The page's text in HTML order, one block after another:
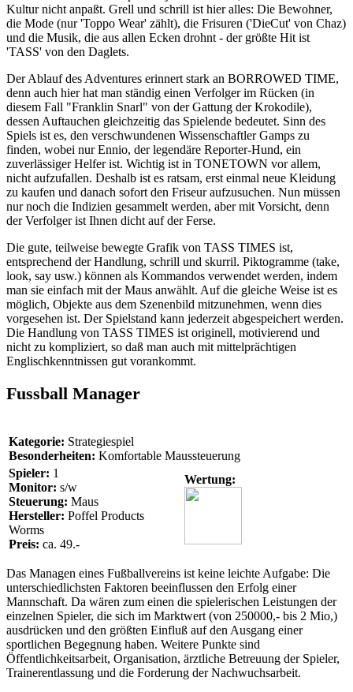
Kultur nicht anpaßt. Grell und schrill ist hier alles: Die Bewohner,
die Mode (nur 'Toppo Wear' zählt), die Frisuren ('DieCut' von Chaz)
und die Musik, die aus allen Ecken drohnt - der größte Hit ist
'TASS' von den Daglets.
Der Ablauf des Adventures erinnert stark an BORROWED TIME,
denn auch hier hat man ständig einen Verfolger im Rücken (in
diesem Fall "Franklin Snarl" von der Gattung der Krokodile),
dessen Auftauchen gleichzeitig das Spielende bedeutet. Sinn des
Spiels ist es, den verschwundenen Wissenschaftler Gamps zu
finden, wobei nur Ennio, der legendäre Reporter-Hund, ein
zuverlässiger Helfer ist. Wichtig ist in TONETOWN vor allem,
nicht aufzufallen. Deshalb ist es ratsam, erst einmal neue Kleidung
zu kaufen und danach sofort den Friseur aufzusuchen. Nun müssen
nur noch die Indizien gesammelt werden, aber mit Vorsicht, denn
der Verfolger ist Ihnen dicht auf der Ferse.
Die gute, teilweise bewegte Grafik von TASS TIMES ist,
entsprechend der Handlung, schrill und skurril. Piktogramme (take,
look, say usw.) können als Kommandos verwendet werden, indem
man sie einfach mit der Maus anwählt. Auf die gleiche Weise ist es
möglich, Objekte aus dem Szenenbild mitzunehmen, wenn dies
vorgesehen ist. Der Spielstand kann jederzeit abgespeichert werden.
Die Handlung von TASS TIMES ist originell, motivierend und
nicht zu kompliziert, so daß man auch mit mittelprächtigen
Englischkenntnissen gut vorankommt.
Fussball Manager
Kategorie: Strategiespiel
Besonderheiten: Komfortable Maussteuerung
Spieler: 1
Monitor: s/w
Steuerung: Maus
Hersteller: Poffel Products
Worms
Preis: ca. 49.-
Wertung:
Das Managen eines Fußballvereins ist keine leichte Aufgabe: Die
unterschiedlichsten Faktoren beeinflussen den Erfolg einer
Mannschaft. Da wären zum einen die spielerischen Leistungen der
einzelnen Spieler, die sich im Marktwert (von 250000,- bis 2 Mio,)
ausdrücken und den größten Einfluß auf den Ausgang einer
sportlichen Begegnung haben. Weitere Punkte sind
Öffentlichkeitsarbeit, Organisation, ärztliche Betreuung der Spieler,
Trainerentlassung und die Forderung der Nachwuchsarbeit.